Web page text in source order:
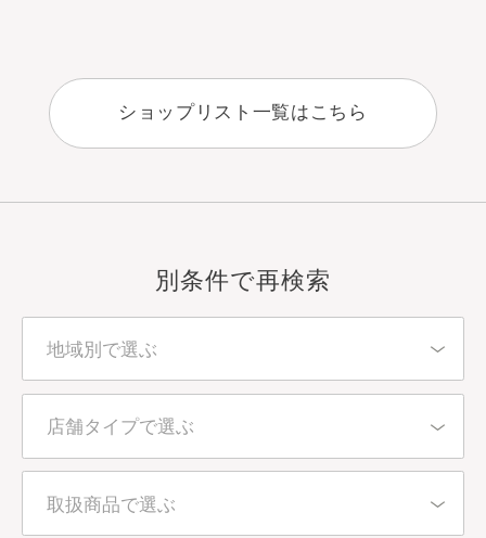
ショップリスト一覧はこちら
別条件で再検索
地域別で選ぶ
北海道・東北
店舗タイプで選ぶ
百貨店・直営店
取扱商品で選ぶ